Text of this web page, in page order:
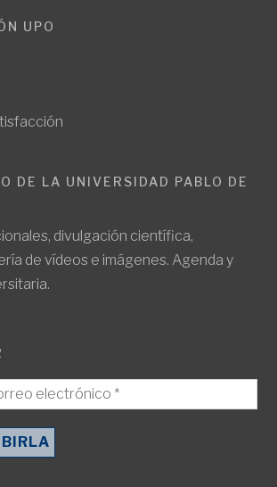
UPO
DE LA UNIVERSIDAD PABLO DE
divulgación científica,
de vídeos e imágenes. Agenda y